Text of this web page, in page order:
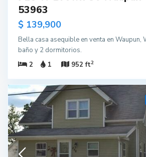
53963
$ 139,900
Bella casa asequible en venta en Waupun,
baño y 2 dormitorios.
2
1 952 ft2